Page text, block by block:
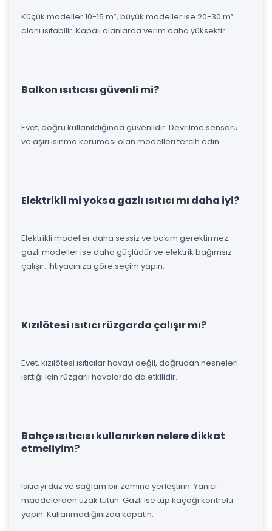
Küçük modeller 10-15 m², büyük modeller ise 20-30 m²
alanı ısıtabilir. Kapalı alanlarda verim daha yüksektir.
Balkon ısıtıcısı güvenli mi?
Evet, doğru kullanıldığında güvenlidir. Devrilme sensörü
ve aşırı ısınma koruması olan modelleri tercih edin.
Elektrikli mi yoksa gazlı ısıtıcı mı daha iyi?
Elektrikli modeller daha sessiz ve bakım gerektirmez;
gazlı modeller ise daha güçlüdür ve elektrik bağımsız
çalışır. İhtiyacınıza göre seçim yapın.
Kızılötesi ısıtıcı rüzgarda çalışır mı?
Evet, kızılötesi ısıtıcılar havayı değil, doğrudan nesneleri
ısıttığı için rüzgarlı havalarda da etkilidir.
Bahçe ısıtıcısı kullanırken nelere dikkat
etmeliyim?
Isıtıcıyı düz ve sağlam bir zemine yerleştirin. Yanıcı
maddelerden uzak tutun. Gazlı ise tüp kaçağı kontrolü
yapın. Kullanmadığınızda kapatın.